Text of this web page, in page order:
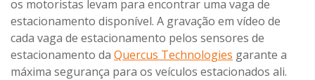
os motoristas levam para encontrar uma vaga de
estacionamento disponível. A gravação em vídeo de
cada vaga de estacionamento pelos sensores de
estacionamento da Quercus Technologies garante a
máxima segurança para os veículos estacionados ali.